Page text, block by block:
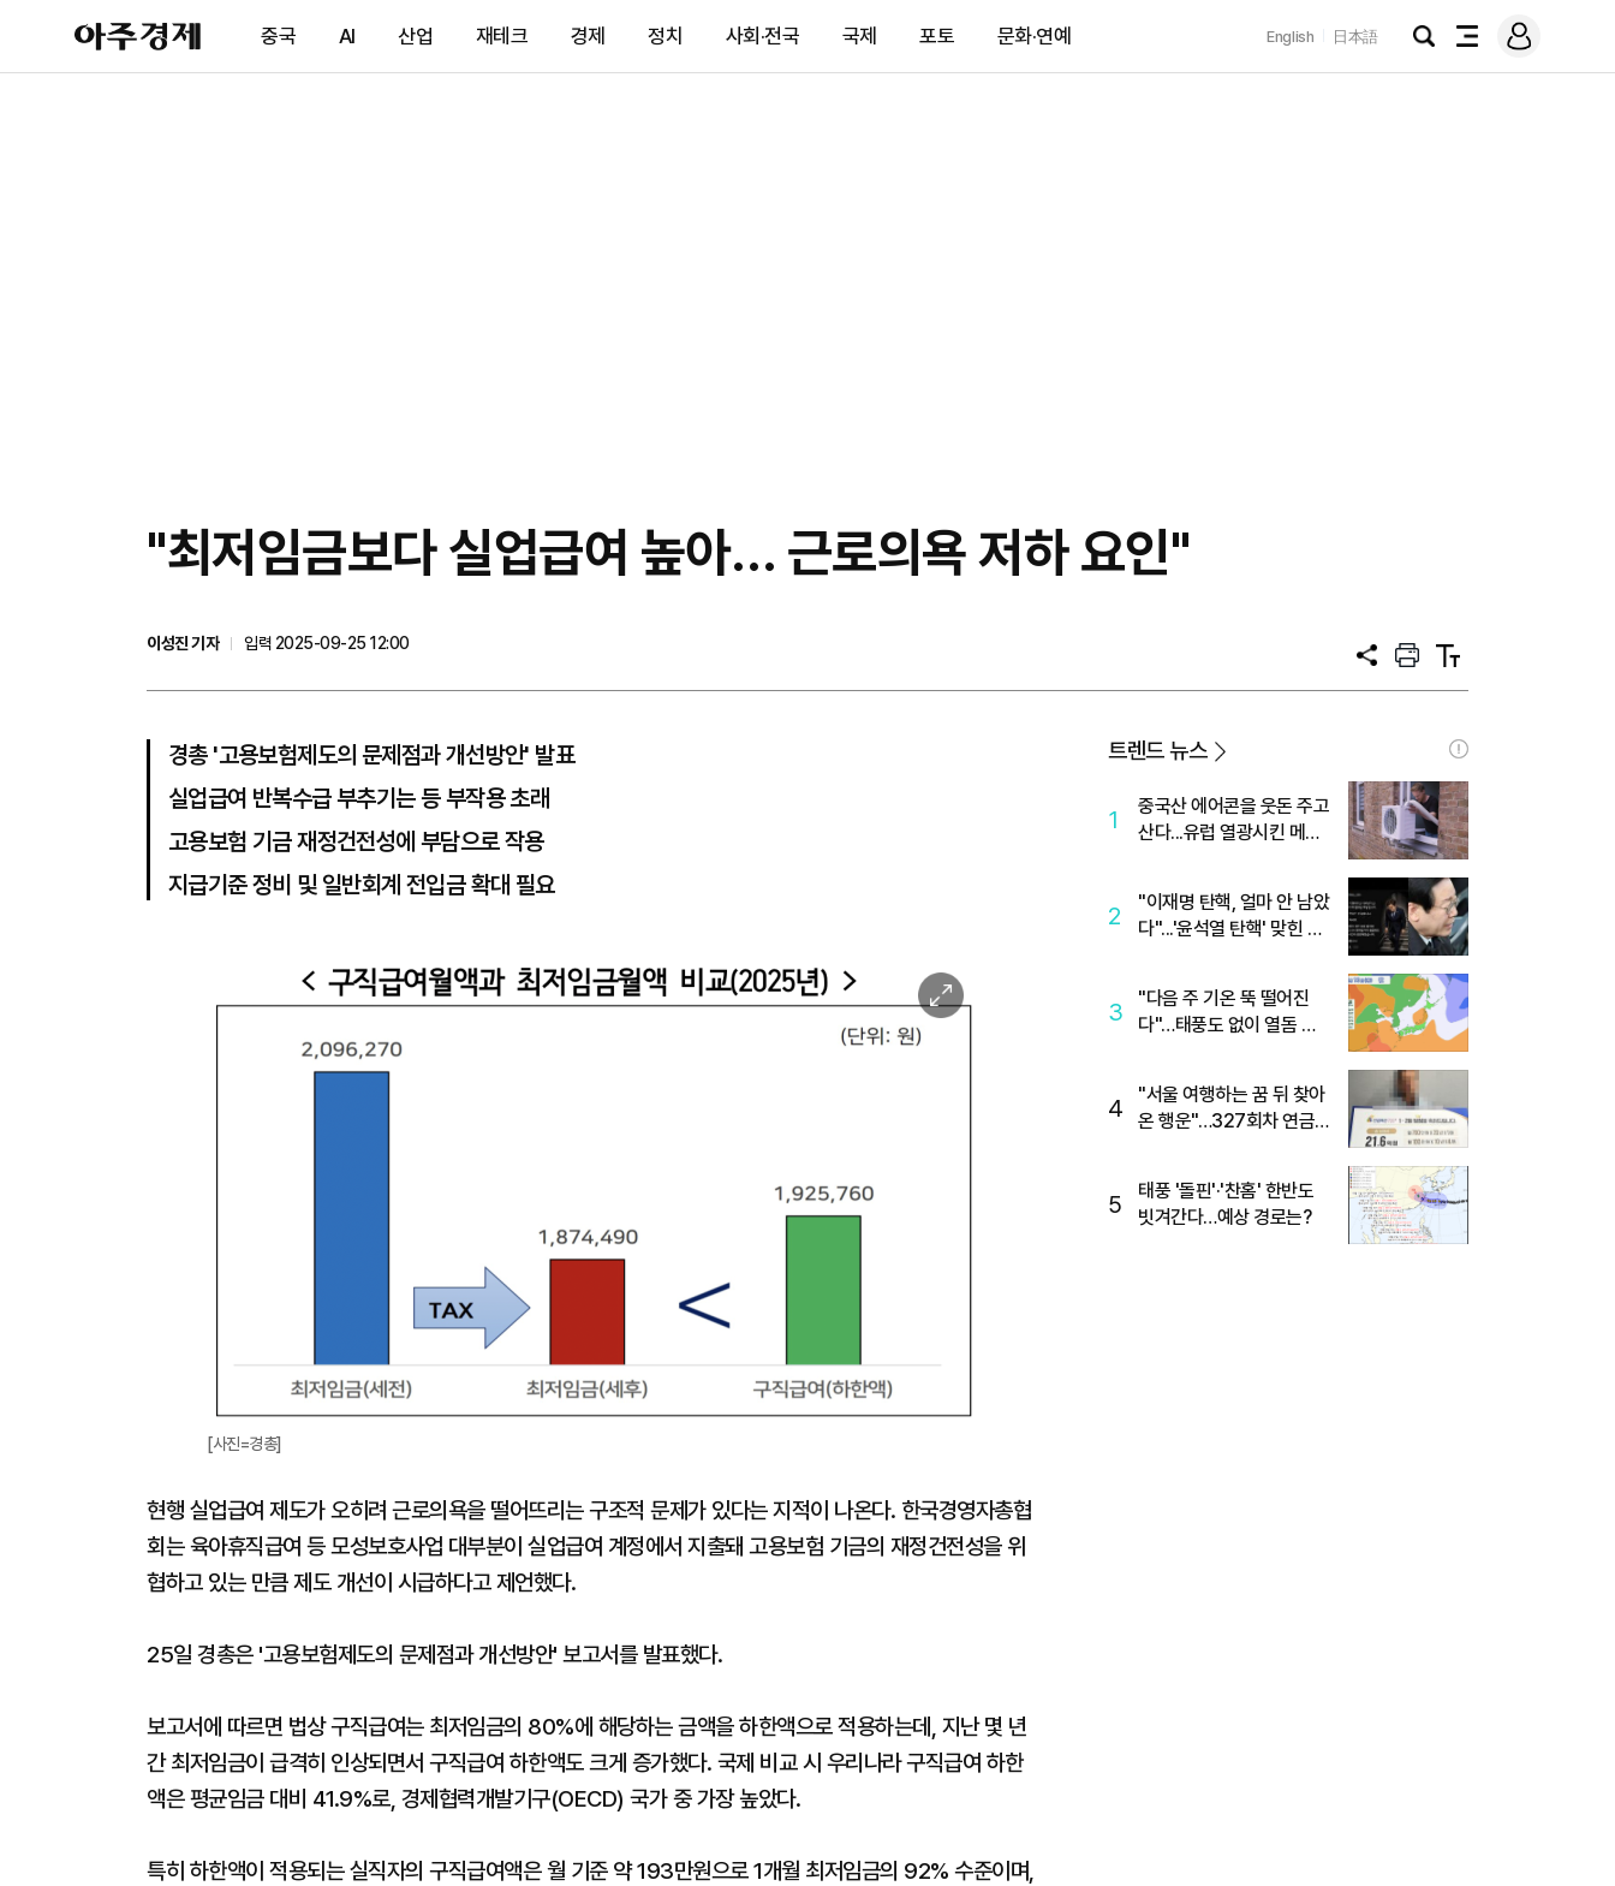
아
주
제
중국 AI 산업 재테크 경제 정치 사회·전국 국제 포토 문화·연예 English 日本語
검
전
메
그
"최저임금보다 실업급여 높아… 근로의욕 저하 요인"
이성진 기자
입력 2025-09-25 12:00
공
프
트
텍
트
경총 '고용보험제도의 문제점과 개선방안' 발표
실업급여 반복수급 부추기는 등 부작용 초래
고용보험 기금 재정건전성에 부담으로 작용
지급기준 정비 및 일반회계 전입금 확대 필요
이
미
[사진=경총]
현행 실업급여 제도가 오히려 근로의욕을 떨어뜨리는 구조적 문제가 있다는 지적이 나온다. 한국경영자총협
회는 육아휴직급여 등 모성보호사업 대부분이 실업급여 계정에서 지출돼 고용보험 기금의 재정건전성을 위
협하고 있는 만큼 제도 개선이 시급하다고 제언했다.
25일 경총은 '고용보험제도의 문제점과 개선방안' 보고서를 발표했다.
보고서에 따르면 법상 구직급여는 최저임금의 80%에 해당하는 금액을 하한액으로 적용하는데, 지난 몇 년
간 최저임금이 급격히 인상되면서 구직급여 하한액도 크게 증가했다. 국제 비교 시 우리나라 구직급여 하한
액은 평균임금 대비 41.9%로, 경제협력개발기구(OECD) 국가 중 가장 높았다.
특히 하한액이 적용되는 실직자의 구직급여액은 월 기준 약 193만원으로 1개월 최저임금의 92% 수준이며,
트렌드 뉴스
1
중국산 에어콘을 웃돈 주고
산다...유럽 열광시킨 메이
2
"이재명 탄핵, 얼마 안 남았
다"...'윤석열 탄핵' 맞힌 무
3
"다음 주 기온 뚝 떨어진
다"…태풍도 없이 열돔 박
4
"서울 여행하는 꿈 뒤 찾아
온 행운"…327회차 연금
5
태풍 '돌핀'·'찬홈' 한반도
빗겨간다…예상 경로는?